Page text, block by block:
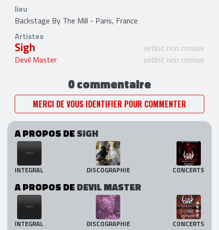
lieu
Backstage By The Mill - Paris, France
Artistes
Sigh
setlist non connue
Devil Master
setlist non connue
0 commentaire
MERCI DE VOUS IDENTIFIER POUR COMMENTER
A PROPOS DESIGH
INTEGRAL DISCOGRAPHIE CONCERTS
A PROPOS DEDEVIL MASTER
INTEGRAL DISCOGRAPHIE CONCERTS